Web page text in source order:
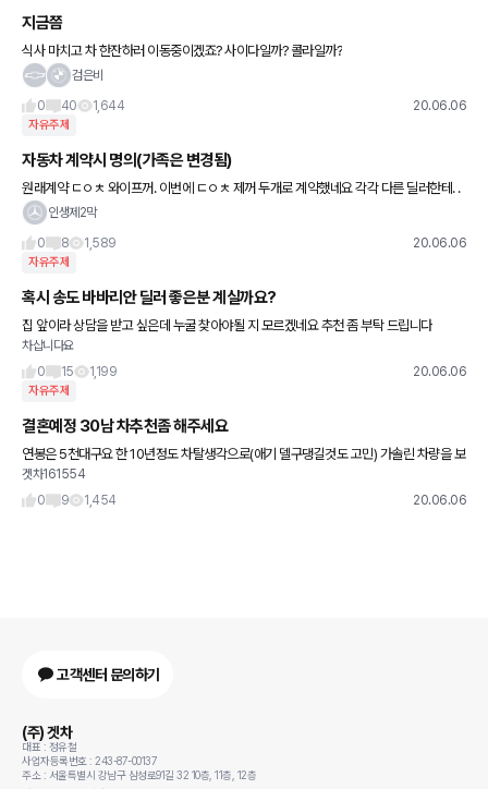
지금쯤
식사 마치고 차 한잔하러 이동중이겠죠? 사이다일까? 콜라일까?
검은비
0
40 1,644 20.06.06
자유주제
자동차 계약시 명의(가족은 변경됨)
원래계약 ㄷㅇㅊ 와이프꺼. 이번에 ㄷㅇㅊ 제꺼 두개로 계약했네요 각각 다른 딜러한테. .
와이프 명의로 차량등록해도 제명의로 차량배정되면 직계가족은 가족관계증명서로 제명
인생제2막
0
8 1,589 20.06.06
자유주제
혹시 송도 바바리안 딜러 좋은분 계실까요?
집 앞이라 상담을 받고 싶은데 누굴 찾아야될 지 모르겠네요 추천 좀 부탁 드립니다
차삽니다요
0
15 1,199 20.06.06
자유주제
결혼예정 30남 차추천좀 해주세요
연봉은 5천대구요 한 10년정도 차탈생각으로(애기 델구댕길것도 고민) 가솔린 차량을 보
고 있는데요 소나타 1.6이랑 컨트리맨 정도 보고있는데 비슷한 예산대로 추천해주실 차가
잇을까요
겟차161554
0
9 1,454 20.06.06
고객센터 문의하기
(주) 겟차
대표 : 정유철
사업자등록번호 : 243-87-00137
주소 : 서울특별시 강남구 삼성로91길 32 10층, 11층, 12층